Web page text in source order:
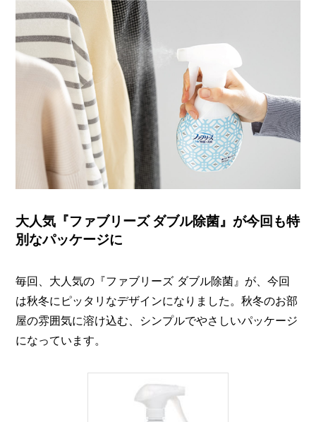
大人気『ファブリーズ ダブル除菌』が今回も特
別なパッケージに
毎回、大人気の『ファブリーズ ダブル除菌』が、今回
は秋冬にピッタリなデザインになりました。秋冬のお部
屋の雰囲気に溶け込む、シンプルでやさしいパッケージ
になっています。